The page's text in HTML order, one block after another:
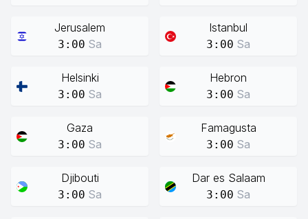
Jerusalem
3:00 Sa
Istanbul
3:00 Sa
Helsinki
3:00 Sa
Hebron
3:00 Sa
Gaza
3:00 Sa
Famagusta
3:00 Sa
Djibouti
3:00 Sa
Dar es Salaam
3:00 Sa